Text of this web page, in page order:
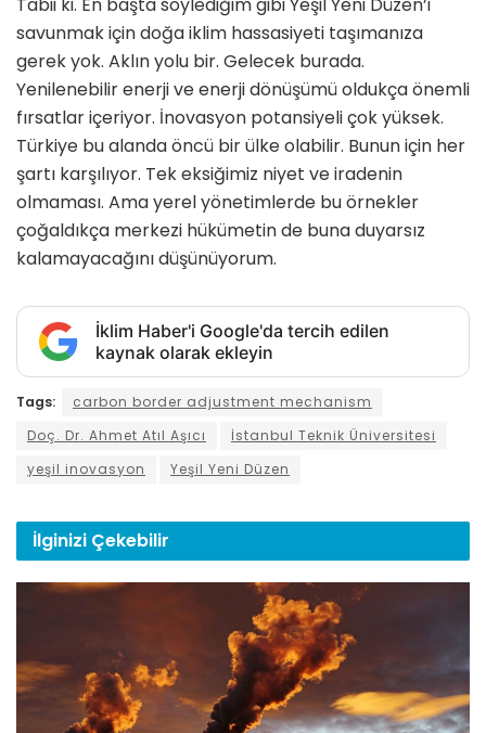
Tabii ki. En başta söylediğim gibi Yeşil Yeni Düzen’i
savunmak için doğa iklim hassasiyeti taşımanıza
gerek yok. Aklın yolu bir. Gelecek burada.
Yenilenebilir enerji ve enerji dönüşümü oldukça önemli
fırsatlar içeriyor. İnovasyon potansiyeli çok yüksek.
Türkiye bu alanda öncü bir ülke olabilir. Bunun için her
şartı karşılıyor. Tek eksiğimiz niyet ve iradenin
olmaması. Ama yerel yönetimlerde bu örnekler
çoğaldıkça merkezi hükümetin de buna duyarsız
kalamayacağını düşünüyorum.
İklim Haber'i Google'da tercih edilen
kaynak olarak ekleyin
Tags:
carbon border adjustment mechanism
Doç. Dr. Ahmet Atıl Aşıcı
İstanbul Teknik Üniversitesi
yeşil inovasyon
Yeşil Yeni Düzen
İlginizi Çekebilir